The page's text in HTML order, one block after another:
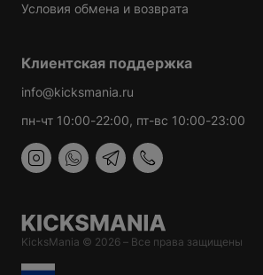
Условия обмена и возврата
Клиентская поддержка
info@kicksmania.ru
пн-чт 10:00-22:00, пт-вс 10:00-23:00
KicksMania © 2026 – Все права защищены